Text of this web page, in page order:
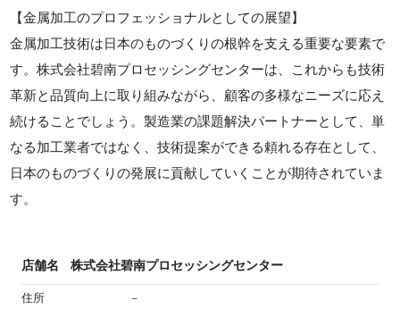
【金属加工のプロフェッショナルとしての展望】
金属加工技術は日本のものづくりの根幹を支える重要な要素で
す。株式会社碧南プロセッシングセンターは、これからも技術
革新と品質向上に取り組みながら、顧客の多様なニーズに応え
続けることでしょう。製造業の課題解決パートナーとして、単
なる加工業者ではなく、技術提案ができる頼れる存在として、
日本のものづくりの発展に貢献していくことが期待されていま
す。
店舗名 株式会社碧南プロセッシングセンター
住所 －